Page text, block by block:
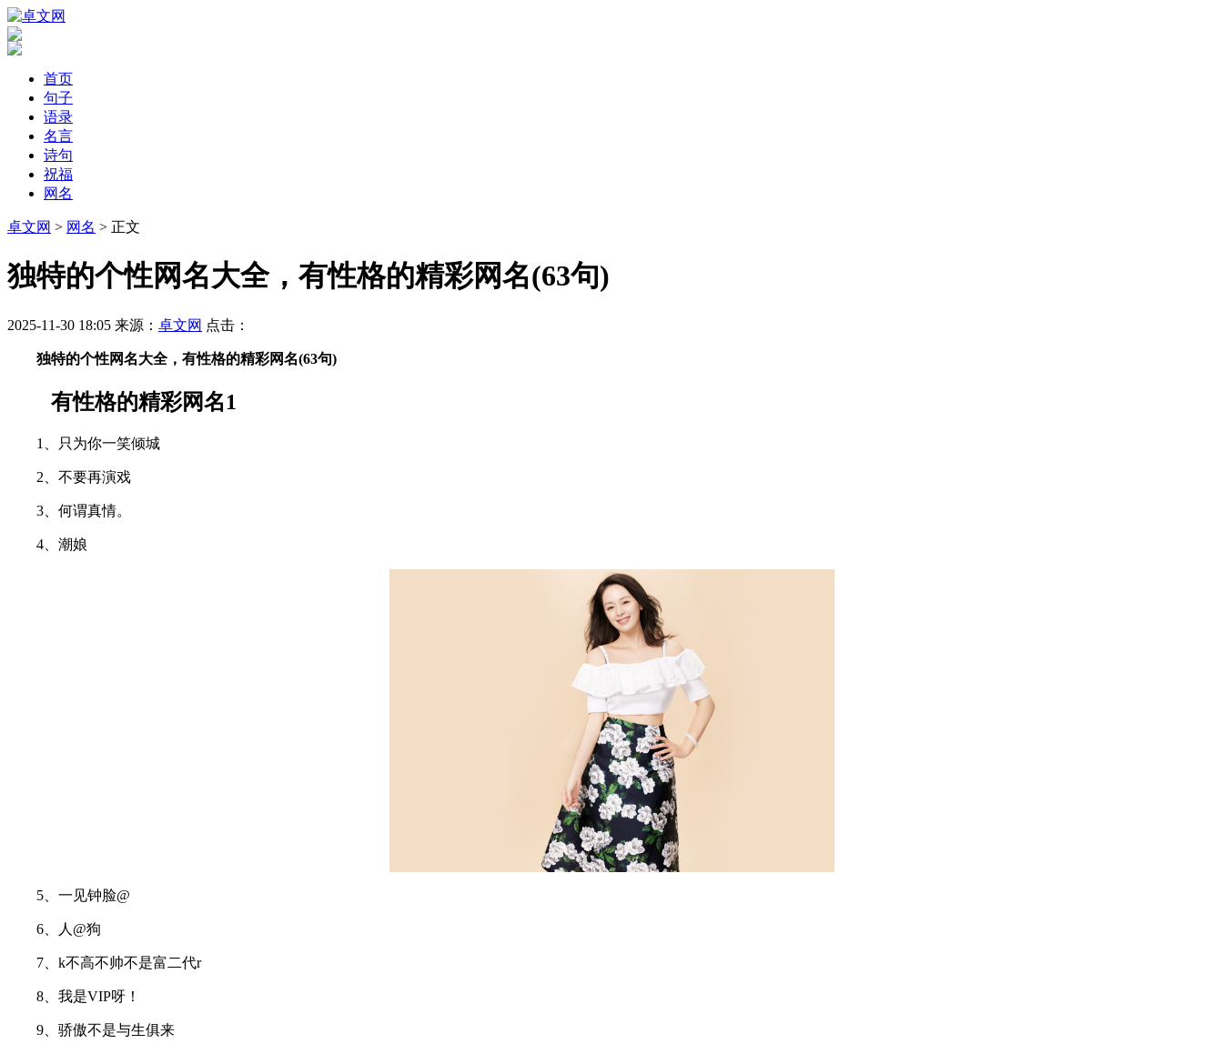
首页
句子
语录
名言
诗句
祝福
网名
卓文网 > 网名 > 正文
​独特的个性网名大全，有性格的精彩网名(63句)
2025-11-30 18:05 来源： 卓文网 点击：
独特的个性网名大全，有性格的精彩网名(63句)
有性格的精彩网名1
1、只为你一笑倾城
2、不要再演戏
3、何谓真情。
4、潮娘
5、一见钟脸@
6、人@狗
7、k不高不帅不是富二代r
8、我是VIP呀！
9、骄傲不是与生俱来